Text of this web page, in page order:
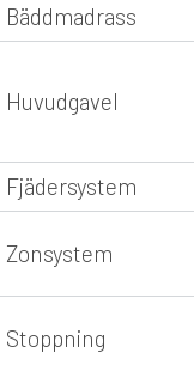
Bäddmadrass
Huvudgavel
Fjädersystem
Zonsystem
Stoppning